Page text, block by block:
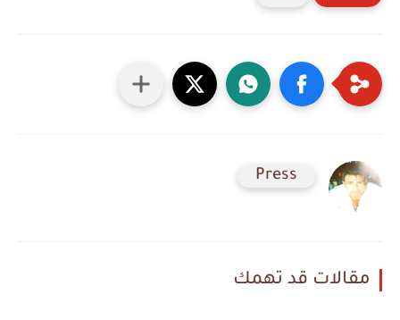
Press
مقالات قد تهمك